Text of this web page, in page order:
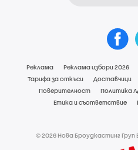
Реклама Реклама избори 2026
Тарифа за откъси
Доставчици
Поверителност
Политика
Етика и съответствие
© 2026 Нова Броудкастинг Груп